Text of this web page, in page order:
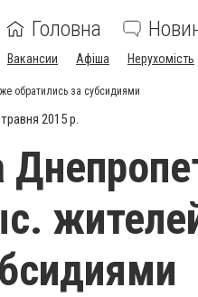
Головна
Вакансии Афіша Нерухомість
обратились за субсидиями
2015 р.